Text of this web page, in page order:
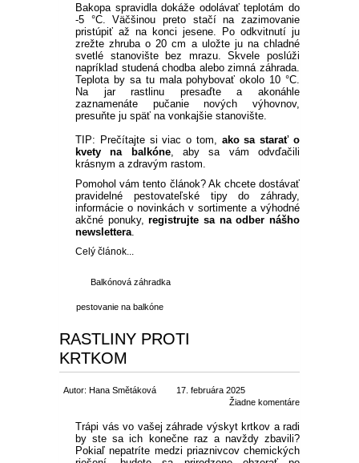
Bakopa spravidla dokáže odolávať teplotám do
-5 °C. Väčšinou preto stačí na zazimovanie
pristúpiť až na konci jesene. Po odkvitnutí ju
zrežte zhruba o 20 cm a uložte ju na chladné
svetlé stanovište bez mrazu. Skvele poslúži
napríklad studená chodba alebo zimná záhrada.
Teplota by sa tu mala pohybovať okolo 10 °C.
Na jar rastlinu presaďte a akonáhle
zaznamenáte pučanie nových výhovnov,
presuňte ju späť na vonkajšie stanovište.
TIP: Prečítajte si viac o tom, ako sa starať o
kvety na balkóne, aby sa vám odvďačili
krásnym a zdravým rastom.
Pomohol vám tento článok? Ak chcete dostávať
pravidelné pestovateľské tipy do záhrady,
informácie o novinkách v sortimente a výhodné
akčné ponuky,registrujte sa na odber nášho
newslettera
Celý článok...
Balkónová záhradka
pestovanie na balkóne
RASTLINY PROTI
KRTKOM
Autor: Hana Smětáková
17. februára 2025
Žiadne komentáre
Trápi vás vo vašej záhrade výskyt krtkov a radi
by ste sa ich konečne raz a navždy zbavili?
Pokiaľ nepatríte medzi priaznivcov chemických